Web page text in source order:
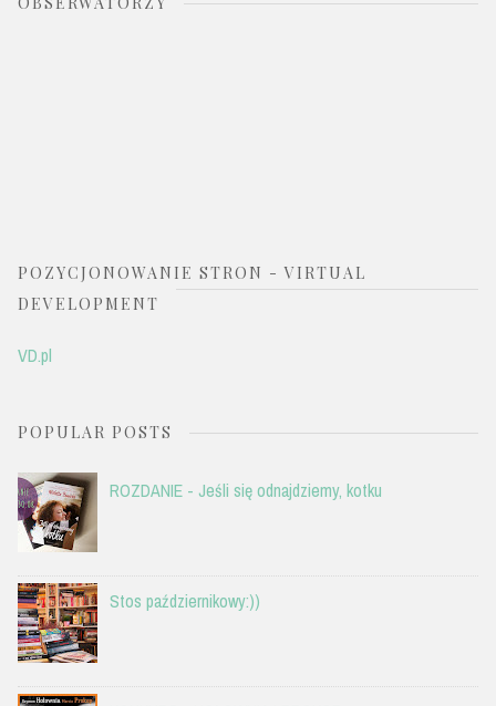
POZYCJONOWANIE STRON - VIRTUAL
DEVELOPMENT
VD.pl
POPULAR POSTS
ROZDANIE - Jeśli się odnajdziemy, kotku
Stos październikowy:))